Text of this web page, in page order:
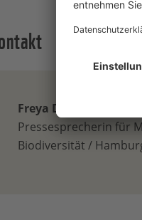
Freya Duncker
Pressesprecherin für
Biodiversität /